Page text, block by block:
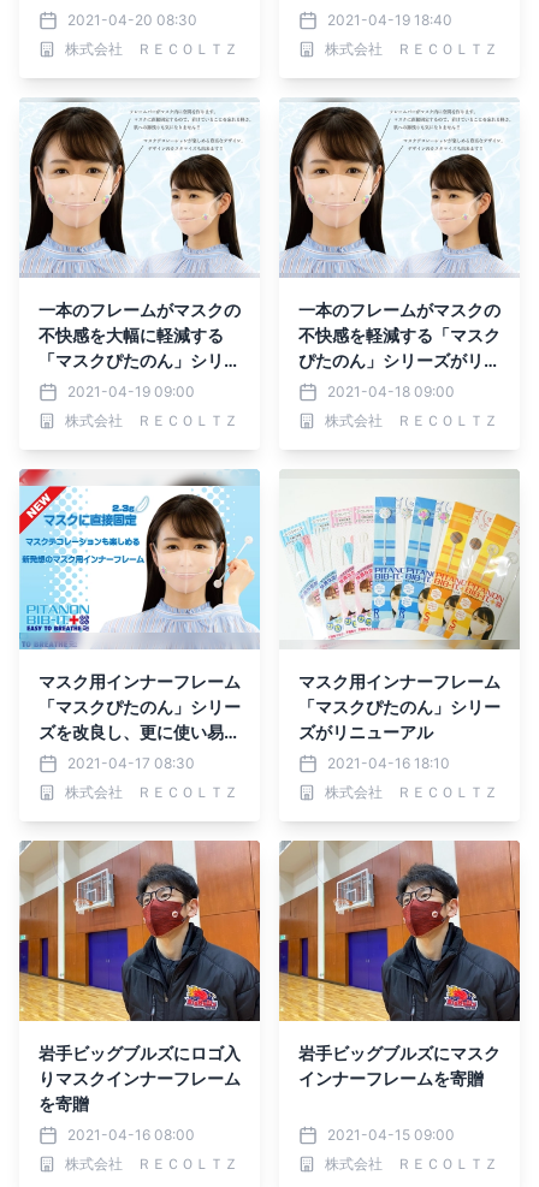
シリーズをリニューアル販
売
2021-04-20 08:30
株式会社 ＲＥＣＯＬＴＺ
ズを改良2021-04-19 18:40
株式会社 ＲＥＣＯＬＴＺ
一本のフレームがマスクの
不快感を大幅に軽減する
「マスクぴたのん」シリー
ズを改良2021-04-19 09:00
株式会社 ＲＥＣＯＬＴＺ
一本のフレームがマスクの
不快感を軽減する「マスク
ぴたのん」シリーズがリニ
ューアル2021-04-18 09:00
株式会社 ＲＥＣＯＬＴＺ
マスク用インナーフレーム
「マスクぴたのん」シリー
ズを改良し、更に使い易く
リニューアル
2021-04-17 08:30
株式会社 ＲＥＣＯＬＴＺ
マスク用インナーフレーム
「マスクぴたのん」シリー
ズがリニューアル
2021-04-16 18:10
株式会社 ＲＥＣＯＬＴＺ
岩手ビッグブルズにロゴ入
りマスクインナーフレーム
を寄贈
2021-04-16 08:00
株式会社 ＲＥＣＯＬＴＺ
岩手ビッグブルズにマスク
インナーフレームを寄贈
2021-04-15 09:00
株式会社 ＲＥＣＯＬＴＺ